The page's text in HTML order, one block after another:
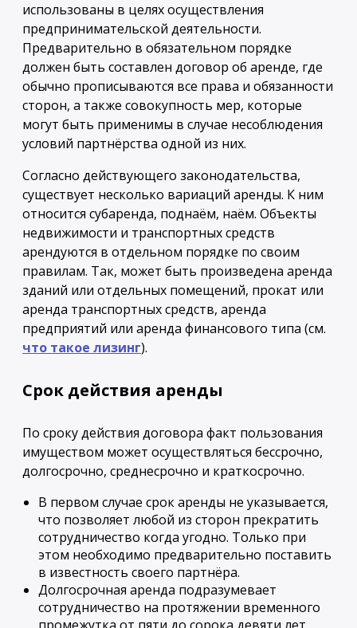
использованы в целях осуществления
предпринимательской деятельности.
Предварительно в обязательном порядке
должен быть составлен договор об аренде, где
обычно прописываются все права и обязанности
сторон, а также совокупность мер, которые
могут быть применимы в случае несоблюдения
условий партнёрства одной из них.
Согласно действующего законодательства,
существует несколько вариаций аренды. К ним
относится субаренда, поднаём, наём. Объекты
недвижимости и транспортных средств
арендуются в отдельном порядке по своим
правилам. Так, может быть произведена аренда
зданий или отдельных помещений, прокат или
аренда транспортных средств, аренда
предприятий или аренда финансового типа (см.
что такое лизинг).
Срок действия аренды
По сроку действия договора факт пользования
имуществом может осуществляться бессрочно,
долгосрочно, среднесрочно и краткосрочно.
В первом случае срок аренды не указывается,
что позволяет любой из сторон прекратить
сотрудничество когда угодно. Только при
этом необходимо предварительно поставить
в известность своего партнёра.
Долгосрочная аренда подразумевает
сотрудничество на протяжении временного